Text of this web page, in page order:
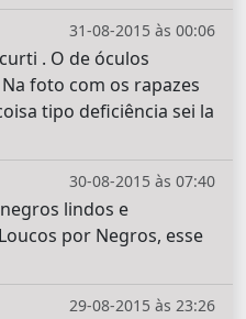
31-08-2015 às 00:06
. O de óculos
foto com os rapazes
tipo deficiência sei la
30-08-2015 às 07:40
lindos e
por Negros, esse
29-08-2015 às 23:26